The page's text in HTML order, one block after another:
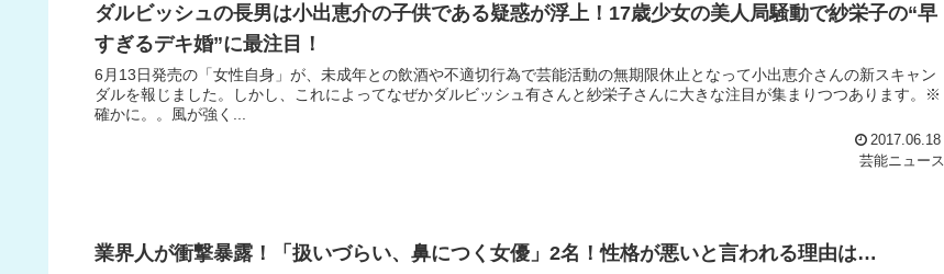
ダルビッシュの長男は小出恵介の子供である疑惑が浮上！17歳少女の美人局騒動で紗栄子の“早
すぎるデキ婚”に最注目！
6月13日発売の「女性自身」が、未成年との飲酒や不適切行為で芸能活動の無期限休止となって小出恵介さんの新スキャン
ダルを報じました。しかし、これによってなぜかダルビッシュ有さんと紗栄子さんに大きな注目が集まりつつあります。※
確かに。。風が強く...
2017.06.18
芸能ニュース
業界人が衝撃暴露！「扱いづらい、鼻につく女優」2名！性格が悪いと言われる理由は…